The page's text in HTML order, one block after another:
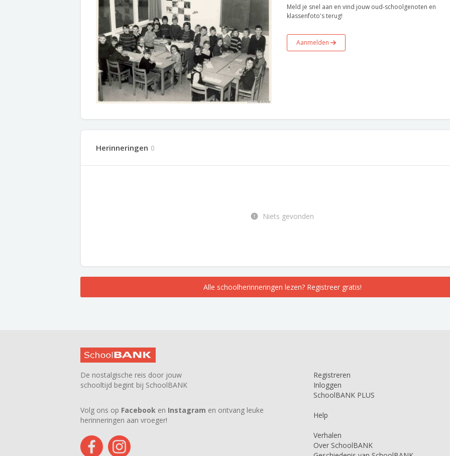
Meld je snel aan en vind jouw oud-schoolgenoten en
klassenfoto's terug!
Aanmelden
Herinneringen 0
Niets gevonden
Alle schoolherinneringen lezen? Registreer gratis!
De nostalgische reis door jouw
schooltijd begint bij SchoolBANK
Volg ons op Facebook en Instagram en ontvang leuke
herinneringen aan vroeger!
Registreren
Inloggen
SchoolBANK PLUS
Help
Verhalen
Over SchoolBANK